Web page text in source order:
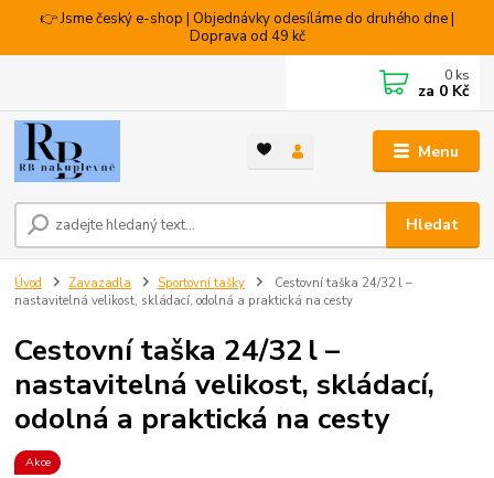
👉 Jsme český e-shop | Objednávky odesíláme do druhého dne |
Doprava od 49 kč
Menu
Hledat
0 ks
za 0 Kč
Úvod Zavazadla Sportovní tašky
Cestovní taška 24/32 l –
nastavitelná velikost, skládací, odolná a praktická na cesty
Cestovní taška 24/32 l –
nastavitelná velikost, skládací,
odolná a praktická na cesty
Akce